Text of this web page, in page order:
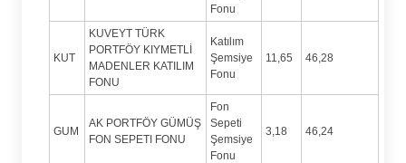
Fonu
KUT
KUVEYT TÜRK
PORTFÖY KIYMETLİ
MADENLER KATILIM
FONU
Katılım
Şemsiye
Fonu
11,65 46,28
GUM
AK PORTFÖY GÜMÜŞ
FON SEPETI FONU
Fon
Sepeti
Şemsiye
Fonu
3,18 46,24